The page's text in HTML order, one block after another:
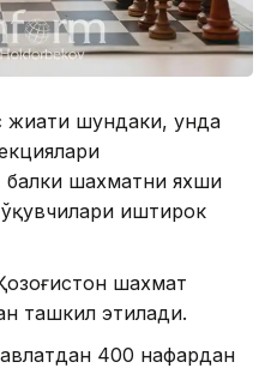
жиҳати шундаки, унда
балки шахматни яхши
иштирок
шахмат
ташкил этилади.
400 нафардан